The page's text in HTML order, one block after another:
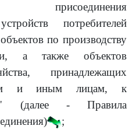
присоединения
потребителей
по производству
а также объектов
принадлежащих
и иным лицам, к
(далее - Правила
;